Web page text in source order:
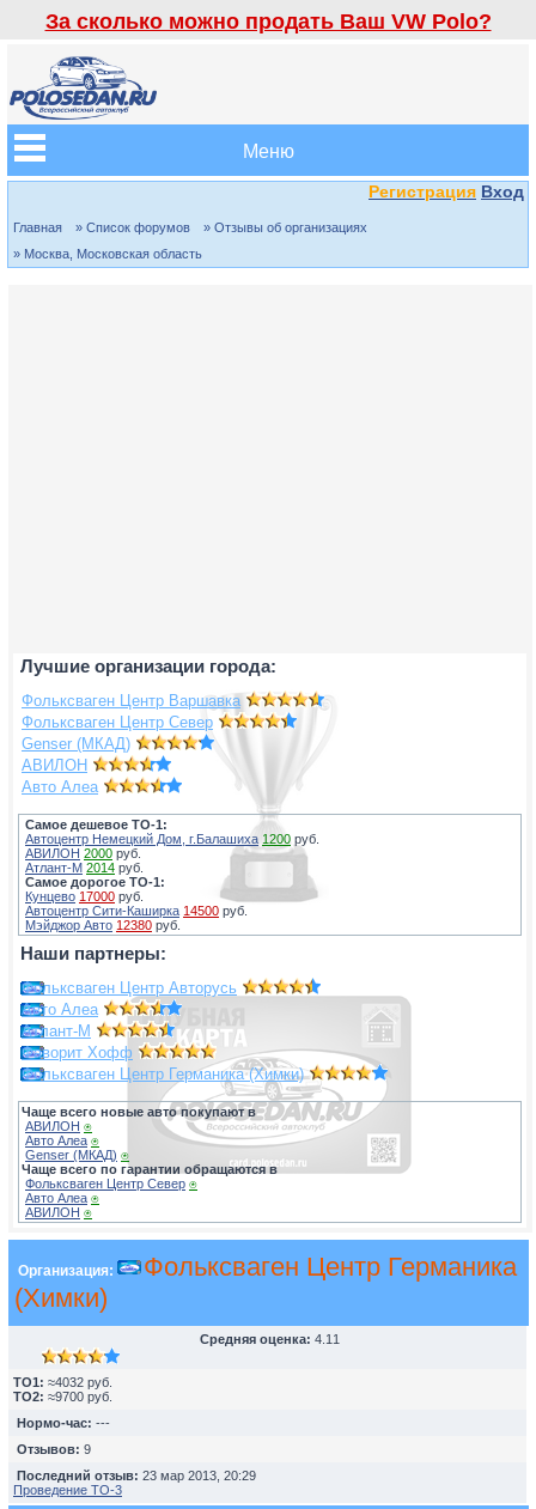
За сколько можно продать Ваш VW Polo?
Меню
Регистрация Вход
Главная » Список форумов
» Отзывы об организациях
» Москва, Московская область
Лучшие организации города:
Фольксваген Центр Варшавка
Фольксваген Центр Север
Genser (МКАД)
АВИЛОН
Авто Алеа
Самое дешевое ТО-1:
Автоцентр Немецкий Дом, г.Балашиха 1200 руб.
АВИЛОН 2000 руб.
Атлант-М 2014 руб.
Самое дорогое ТО-1:
Кунцево 17000 руб.
Автоцентр Сити-Каширка 14500 руб.
Мэйджор Авто 12380 руб.
Наши партнеры:
Фольксваген Центр Авторусь
Авто Алеа
Атлант-М
Фаворит Хофф
Фольксваген Центр Германика (Химки)
Чаще всего новые авто покупают в
АВИЛОН ⍟
Авто Алеа ⍟
Genser (МКАД) ⍟
Чаще всего по гарантии обращаются в
Фольксваген Центр Север ⍟
Авто Алеа ⍟
АВИЛОН ⍟
Организация:
Фольксваген Центр Германика
(Химки)
Средняя оценка: 4.11
TO1: ≈4032 руб.
TO2: ≈9700 руб.
Нормо-час: ---
Отзывов: 9
Последний отзыв: 23 мар 2013, 20:29
Проведение ТО-3